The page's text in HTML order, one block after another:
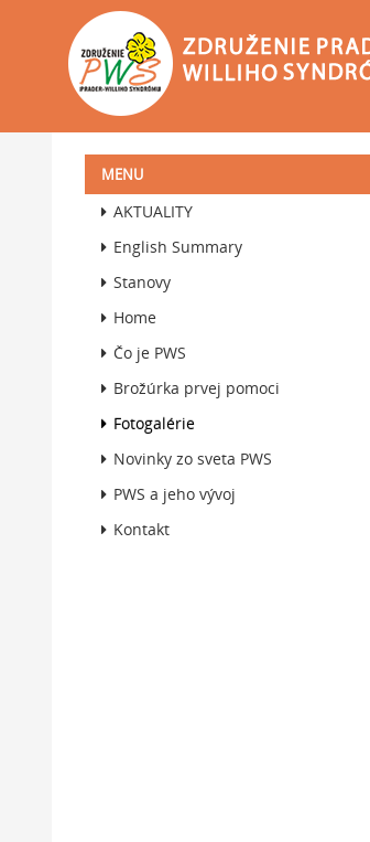
Go
to
homepage
MENU
AKTUALITY
English Summary
Stanovy
Home
Čo je PWS
Brožúrka prvej pomoci
Fotogalérie
Novinky zo sveta PWS
PWS a jeho vývoj
Kontakt